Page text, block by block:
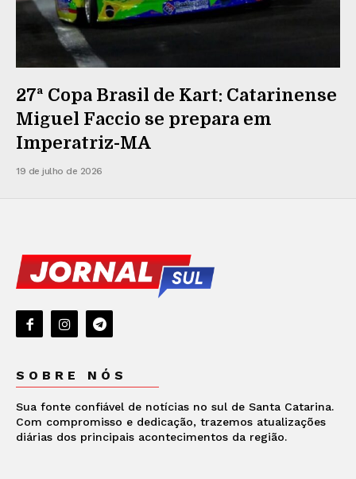
27ª Copa Brasil de Kart: Catarinense
Miguel Faccio se prepara em
Imperatriz-MA
19 de julho de 2026
SOBRE NÓS
Sua fonte confiável de notícias no sul de Santa Catarina.
Com compromisso e dedicação, trazemos atualizações
diárias dos principais acontecimentos da região.